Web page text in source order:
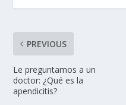
PREVIOUS
Le preguntamos a un
doctor: ¿Qué es la
apendicitis?